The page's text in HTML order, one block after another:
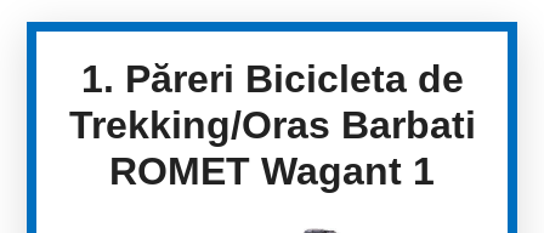
1. Păreri Bicicleta de
Trekking/Oras Barbati
ROMET Wagant 1